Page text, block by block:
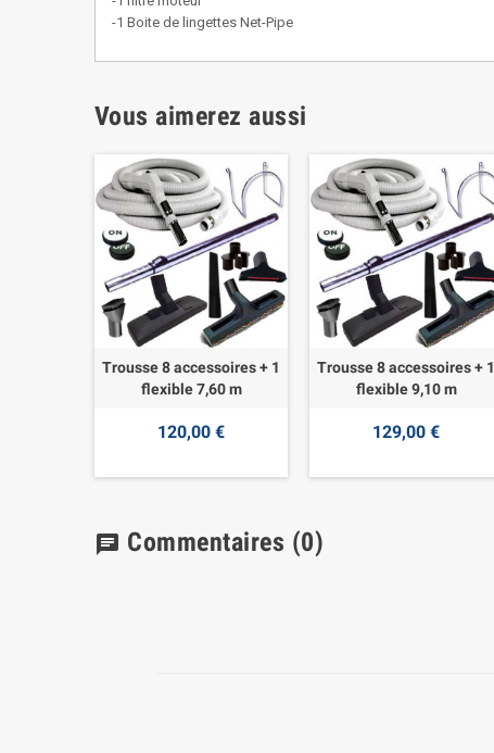
-1 Boite de lingettes Net-Pipe
Vous aimerez aussi
Trousse 8 accessoires + 1
flexible 7,60 m
120,00 €
Trousse 8 accessoires + 1
flexible 9,10 m
129,00 €
chat Commentaires (0)